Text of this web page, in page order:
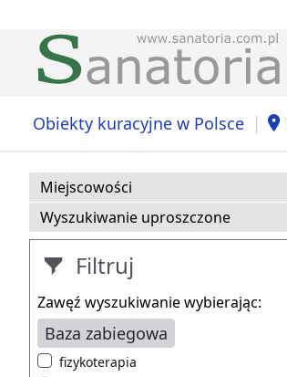
Obiekty kuracyjne w Polsce |
Miejscowości
Wyszukiwanie uproszczone
Filtruj
Zawęź wyszukiwanie wybierając:
Baza zabiegowa
fizykoterapia